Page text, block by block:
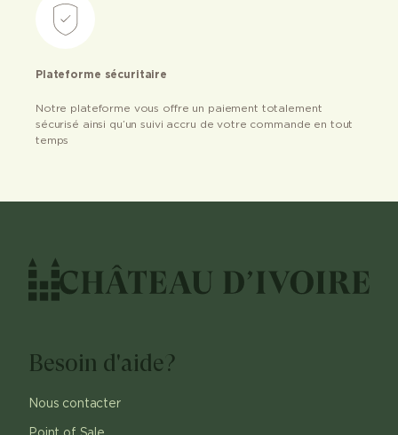
Plateforme sécuritaire
Notre plateforme vous offre un paiement totalement
sécurisé ainsi qu’un suivi accru de votre commande en tout
temps
Besoin d'aide?
Nous contacter